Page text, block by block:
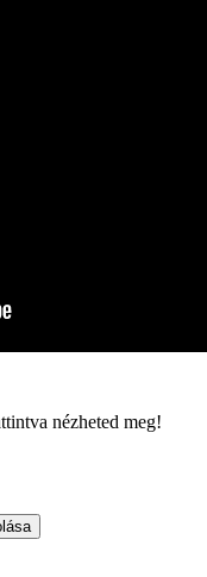
nézheted meg!